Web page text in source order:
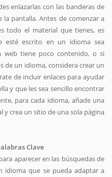
enlazarlas con las banderas de
pantalla. Antes de comenzar a
todo el material que tienes, es
escrito en un idioma sea
web tiene poco contenido, o si
de un idioma, considera crear un
de incluir enlaces para ayudar
y que les sea sencillo encontrar
para cada idioma, añade una
y crea un sitio de una sola página
Clave
aparecer en las búsquedas de
idioma que se pueda adaptar a